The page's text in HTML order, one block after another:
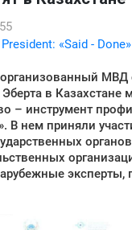
«Said - Done»
МВД
в Казахстане
– инструмент
В нем приняли
эксперты,